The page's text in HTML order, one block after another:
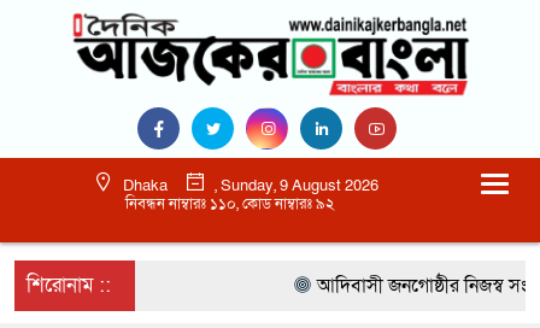
Dhaka
, Sunday, 9 August 2026
নিবন্ধন নাম্বারঃ ১১০, কোড নাম্বারঃ ৯২
শিরোনাম :: আদিবাসী জনগোষ্ঠীর নিজস্ব